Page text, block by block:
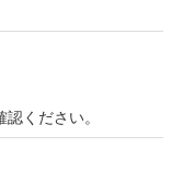
ください。